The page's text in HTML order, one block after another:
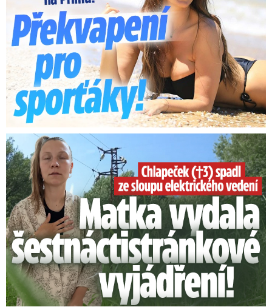
Smrtelný pád chlapce: Matka vydala vyjádření na 16 stran